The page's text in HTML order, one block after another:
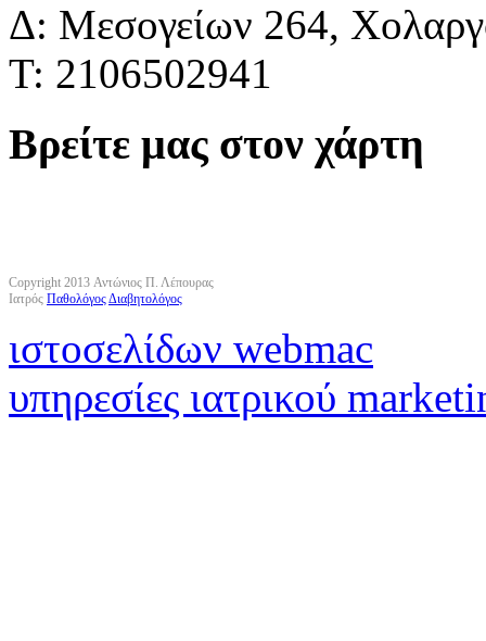
Δ: Μεσογείων 264,
Τ: 2106502941
Βρείτε μας στον χάρτη
Copyright 2013 Αντώνιος Π. Λέπουρας
Ιατρός ΠαθολόγοςΔιαβητολόγος
ιστοσελίδων webmac
υπηρεσίες ιατρικού